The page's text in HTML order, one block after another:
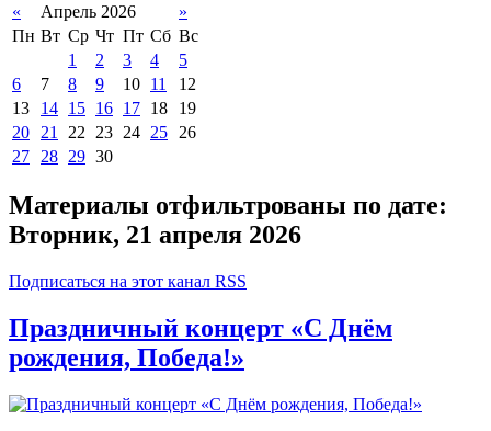
« Апрель 2026
»
Пн Вт Ср Чт Пт Сб Вс
1
2 3 4
5
6
7 8 9 10 11
12
13
14 15 16 17 18
19
20
21 22 23 24 25
26
27
28 29 30
Материалы отфильтрованы по дате:
Вторник, 21 апреля 2026
Подписаться на этот канал RSS
Праздничный концерт «С Днём
рождения, Победа!»